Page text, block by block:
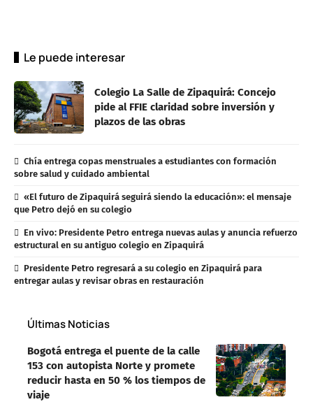
Le puede interesar
Colegio La Salle de Zipaquirá: Concejo
pide al FFIE claridad sobre inversión y
plazos de las obras
Chía entrega copas menstruales a estudiantes con formación
sobre salud y cuidado ambiental
«El futuro de Zipaquirá seguirá siendo la educación»: el mensaje
que Petro dejó en su colegio
En vivo: Presidente Petro entrega nuevas aulas y anuncia refuerzo
estructural en su antiguo colegio en Zipaquirá
Presidente Petro regresará a su colegio en Zipaquirá para
entregar aulas y revisar obras en restauración
Últimas Noticias
Bogotá entrega el puente de la calle
153 con autopista Norte y promete
reducir hasta en 50 % los tiempos de
viaje